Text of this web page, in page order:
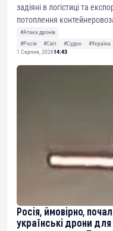
задіяні в логістиці та
потоплення
#Атака дронів
#Росія
#Світ #Судно #Україна
1 Серпня, 202614:43
Росія, ймовірно,
українські дрони